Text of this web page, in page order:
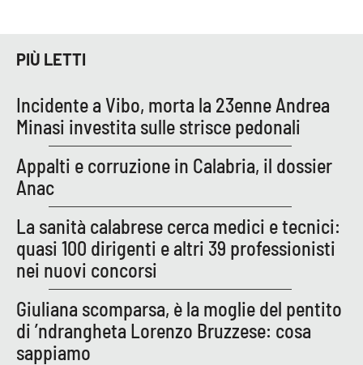
Good Morning Vietnam
Parchi Marini Calabria
Leggendo Alvaro insieme
Imprese Di Calabria
Le perfidie di Antonella Grippo
Venti di comunicazione
PIÙ LETTI
Incidente a Vibo, morta la 23enne Andrea
Minasi investita sulle strisce pedonali
Appalti e corruzione in Calabria, il dossier
Anac
La sanità calabrese cerca medici e tecnici:
quasi 100 dirigenti e altri 39 professionisti
nei nuovi concorsi
Giuliana scomparsa, è la moglie del pentito
di ’ndrangheta Lorenzo Bruzzese: cosa
sappiamo